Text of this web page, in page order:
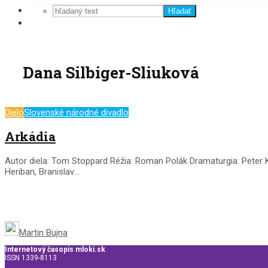
Hľadať
Dana Silbiger-Sliuková
DieloSlovenské národné divadlo
Arkádia
Autor diela: Tom Stoppard Réžia: Roman Polák Dramaturgia:
Heriban, Branislav...
Martin Bujna
Internetový časopis mloki.sk
ISSN 1339-8113